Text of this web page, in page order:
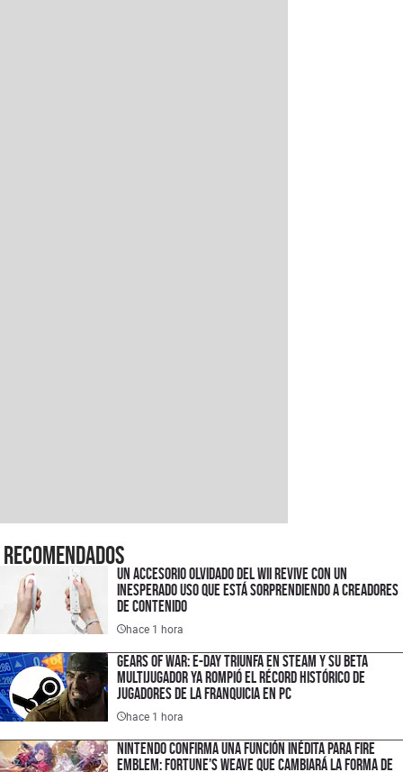
Recomendados
Un accesorio olvidado del Wii revive con un
inesperado uso que está sorprendiendo a creadores
de contenido
hace 1 hora
Gears of War: E-Day triunfa en Steam y su Beta
multijugador ya rompió el récord histórico de
jugadores de la franquicia en PC
hace 1 hora
Nintendo confirma una función inédita para Fire
Emblem: Fortune’s Weave que cambiará la forma de